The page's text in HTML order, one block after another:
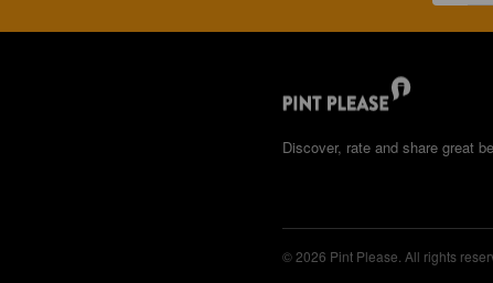
Discover, rate and share great
© 2026 Pint Please. All rights